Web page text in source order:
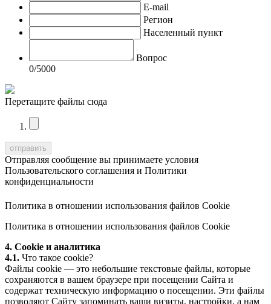
E-mail
Регион
Населенный пункт
Вопрос
0/5000
Перетащите файлы сюда
Отправляя сообщение вы принимаете условия
Пользовательского соглашения и Политики
конфиденциальности
Политика в отношении использования файлов Cookie
Политика в отношении использования файлов Cookie
4. Cookie и аналитика
4.1. Что такое cookie?
Файлы cookie — это небольшие текстовые файлы, которые
сохраняются в вашем браузере при посещении Сайта и
содержат техническую информацию о посещении. Эти файлы
позволяют Сайту запоминать ваши визиты, настройки, а нам